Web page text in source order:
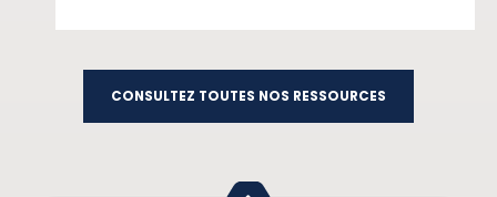
CONSULTEZ TOUTES NOS RESSOURCES